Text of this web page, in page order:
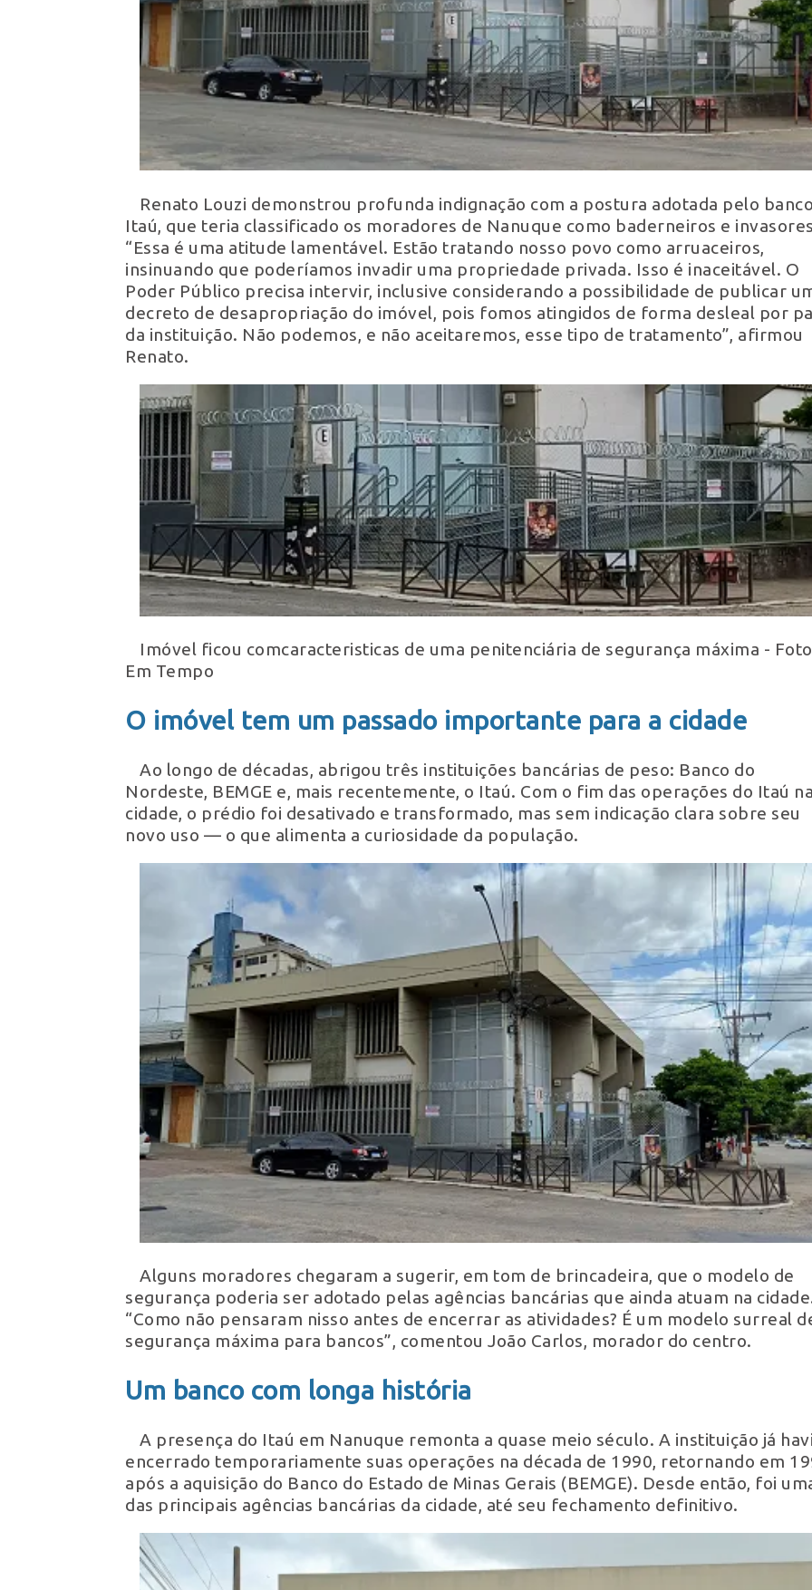
Renato Louzi demonstrou profunda indignação com a postura adotada pelo
Itaú, que teria classificado os moradores de Nanuque como baderneiros e
“Essa é uma atitude lamentável. Estão tratando nosso povo como arruaceiros,
insinuando que poderíamos invadir uma propriedade privada. Isso é inaceitável. O
Poder Público precisa intervir, inclusive considerando a possibilidade de publicar
decreto de desapropriação do imóvel, pois fomos atingidos de forma desleal por
da instituição. Não podemos, e não aceitaremos, esse tipo de tratamento”, afirmou
Renato.
Imóvel ficou comcaracteristicas de uma penitenciária de segurança máxima -
Em Tempo
O imóvel tem um passado importante para a cidade
Ao longo de décadas, abrigou três instituições bancárias de peso: Banco do
Nordeste, BEMGE e, mais recentemente, o Itaú. Com o fim das operações do Itaú
cidade, o prédio foi desativado e transformado, mas sem indicação clara sobre seu
novo uso — o que alimenta a curiosidade da população.
Alguns moradores chegaram a sugerir, em tom de brincadeira, que o modelo de
segurança poderia ser adotado pelas agências bancárias que ainda atuam na
“Como não pensaram nisso antes de encerrar as atividades? É um modelo surreal
segurança máxima para bancos”, comentou João Carlos, morador do centro.
Um banco com longa história
A presença do Itaú em Nanuque remonta a quase meio século. A instituição já
encerrado temporariamente suas operações na década de 1990, retornando em
após a aquisição do Banco do Estado de Minas Gerais (BEMGE). Desde então, foi
das principais agências bancárias da cidade, até seu fechamento definitivo.